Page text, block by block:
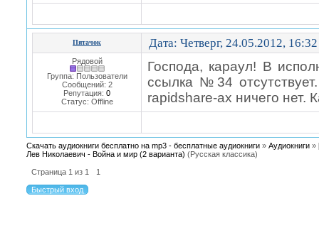
Пятачок Дата: Четверг, 24.05.2012,
Рядовой
Группа: Пользователи
Сообщений: 2
Репутация: 0
Статус: Offline
Господа, караул! В
ссылка №34
rapidshare-ах ничего нет.
Скачать аудиокниги бесплатно на mp3 - бесплатные аудиокниги » Аудиокниги »
Лев Николаевич - Война и мир (2 варианта) (Русская классика)
Страница 1 из 1 1